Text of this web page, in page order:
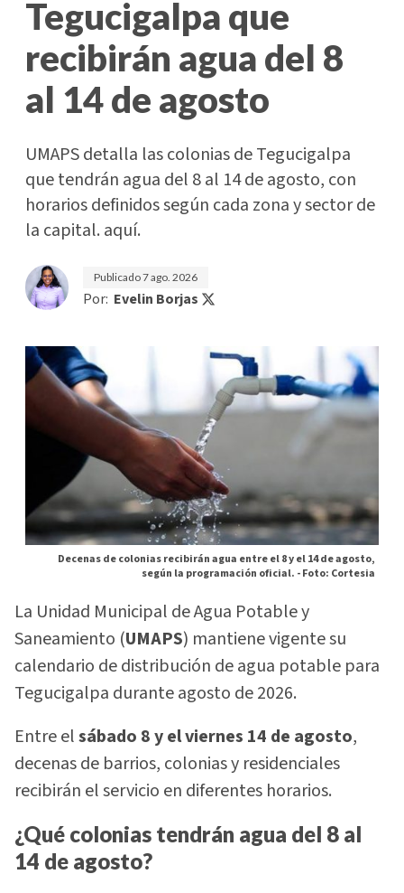
Tegucigalpa que
recibirán agua del 8
al 14 de agosto
UMAPS detalla las colonias de Tegucigalpa
que tendrán agua del 8 al 14 de agosto, con
horarios definidos según cada zona y sector de
la capital. aquí.
Publicado7 ago. 2026
Por: Evelin Borjas
Decenas de colonias recibirán agua entre el 8 y el 14 de agosto,
según la programación oficial. -Foto: Cortesia
La Unidad Municipal de Agua Potable y
Saneamiento (UMAPS) mantiene vigente su
calendario de distribución de agua potable para
Tegucigalpa durante agosto de 2026.
Entre elsábado 8 y el viernes 14 de agosto,
decenas de barrios, colonias y residenciales
recibirán el servicio en diferentes horarios.
¿Qué colonias tendrán agua del 8 al
14 de agosto?